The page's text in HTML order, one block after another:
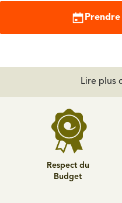
Lire plus
Respect du
Budget